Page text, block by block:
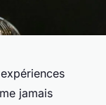
jamais